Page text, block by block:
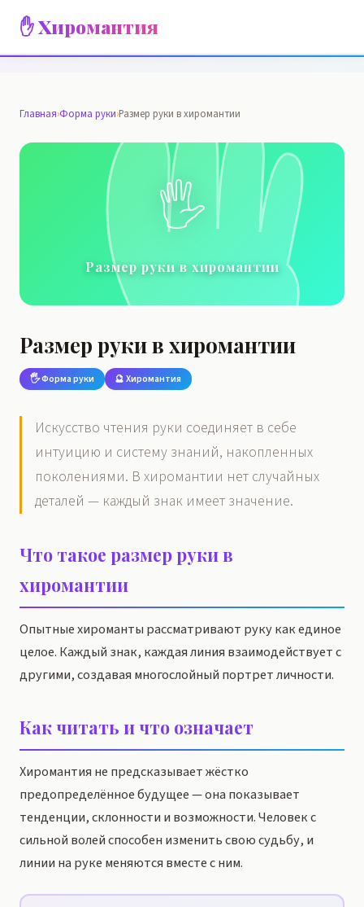
✋ Хиромантия
Главная›Форма руки›Размер руки в хиромантии
🖐️
Размер руки в хиромантии
Размер руки в хиромантии
🖐️ Форма руки 🔮 Хиромантия
Искусство чтения руки соединяет в себе
интуицию и систему знаний, накопленных
поколениями. В хиромантии нет случайных
деталей — каждый знак имеет значение.
Что такое размер руки в
хиромантии
Опытные хироманты рассматривают руку как единое
целое. Каждый знак, каждая линия взаимодействует с
другими, создавая многослойный портрет личности.
Как читать и что означает
Хиромантия не предсказывает жёстко
предопределённое будущее — она показывает
тенденции, склонности и возможности. Человек с
сильной волей способен изменить свою судьбу, и
линии на руке меняются вместе с ним.